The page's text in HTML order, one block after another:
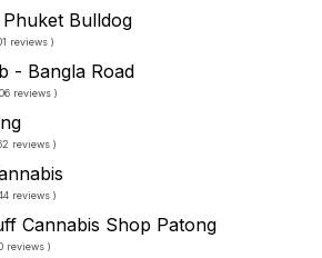
Bulldog
reviews )
- Bangla Road
reviews )
reviews )
reviews )
Cannabis Shop Patong
reviews )